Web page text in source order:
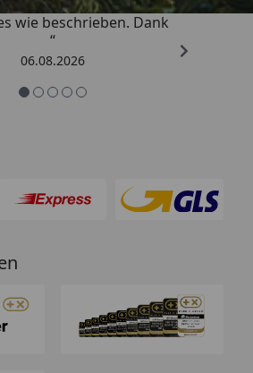
gelifert. Ware passt
wie beschrieben. Dank
“
06.08.2026